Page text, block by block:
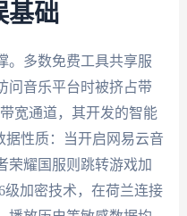
基础
。多数免费工具共享服
问音乐平台时被挤占带
宽通道，其开发的智能
据性质：当开启网易云音
荣耀国服则跳转游戏加
级加密技术，在荷兰连接